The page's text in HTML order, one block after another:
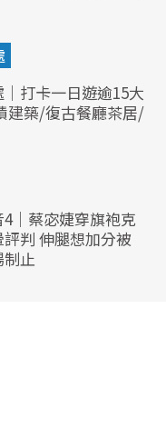
打卡一日遊逾15大
建築/復古餐廳茶居/
｜蔡宓婕穿旗袍克
判 伸腿想加分被
止